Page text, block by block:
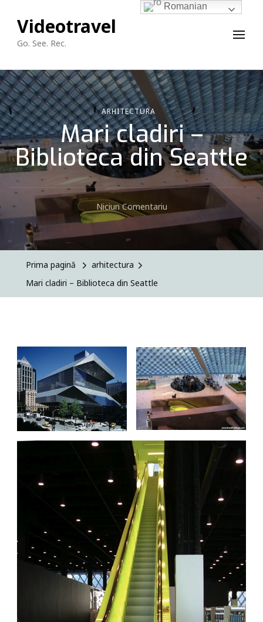
Videotravel
Go. See. Rec.
ARHITECTURA
Mari cladiri –
Biblioteca din Seattle
Niciun ComentariuLa
Mari
Prima pagină
arhitectura
Mari cladiri – Biblioteca din Seattle
Romanian